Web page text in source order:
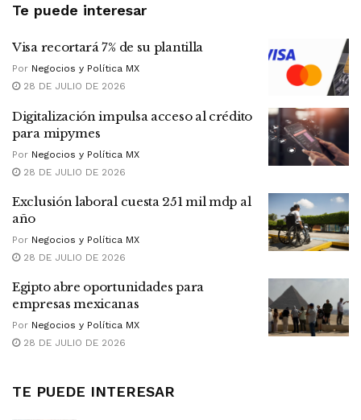
Te puede interesar
Visa recortará 7% de su plantilla
Por Negocios y Política MX
28 DE JULIO DE 2026
Digitalización impulsa acceso al crédito
para mipymes
Por Negocios y Política MX
28 DE JULIO DE 2026
Exclusión laboral cuesta 251 mil mdp al
año
Por Negocios y Política MX
28 DE JULIO DE 2026
Egipto abre oportunidades para
empresas mexicanas
Por Negocios y Política MX
28 DE JULIO DE 2026
TE PUEDE INTERESAR